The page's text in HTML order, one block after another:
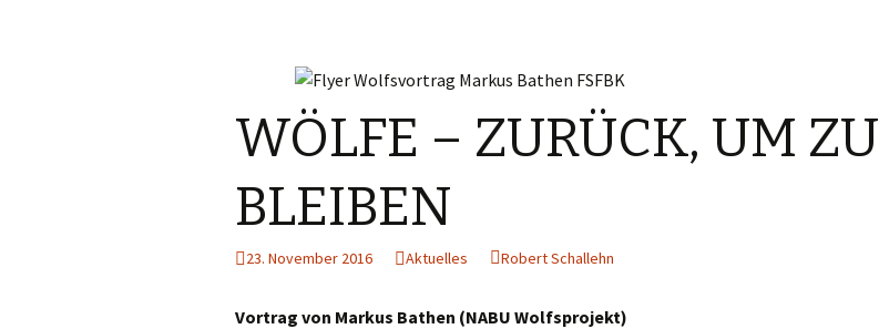
WÖLFE – ZURÜCK, UM ZU
BLEIBEN
23. November 2016 Aktuelles Robert Schallehn
Vortrag von Markus Bathen (NABU Wolfsprojekt)